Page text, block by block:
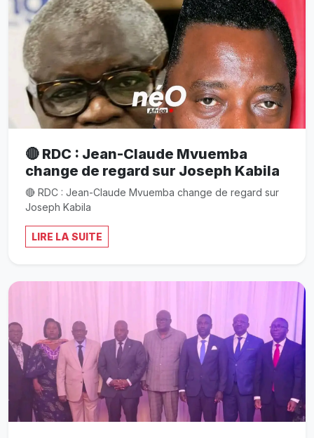
🔴 RDC : Jean-Claude Mvuemba
change de regard sur Joseph Kabila
🔴 RDC : Jean-Claude Mvuemba change de regard sur
Joseph Kabila
LIRE LA SUITE